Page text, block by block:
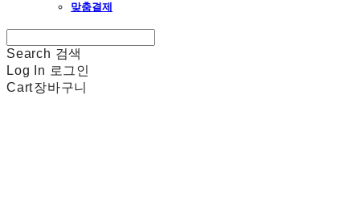
맞춤결제
Search 검색
Log In 로그인
Cart장바구니